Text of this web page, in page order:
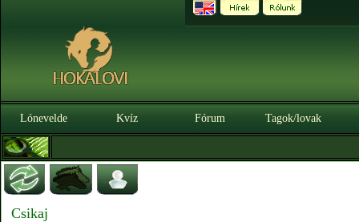
Lónevelde Kvíz Fórum Tagok/lovak
Csikaj